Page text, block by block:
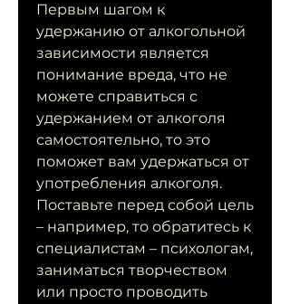
Первым шагом к
удержанию от алкогольной
зависимости является
понимание вреда, что не
можете справиться с
удержанием от алкоголя
самостоятельно, то это
поможет вам удержаться от
употребления алкоголя.
Поставьте перед собой цель
– например, то обратитесь к
специалистам – психологам,
заниматься творчеством
или просто проводить